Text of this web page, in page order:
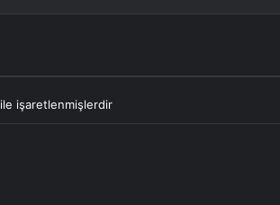
ile işaretlenmişlerdir